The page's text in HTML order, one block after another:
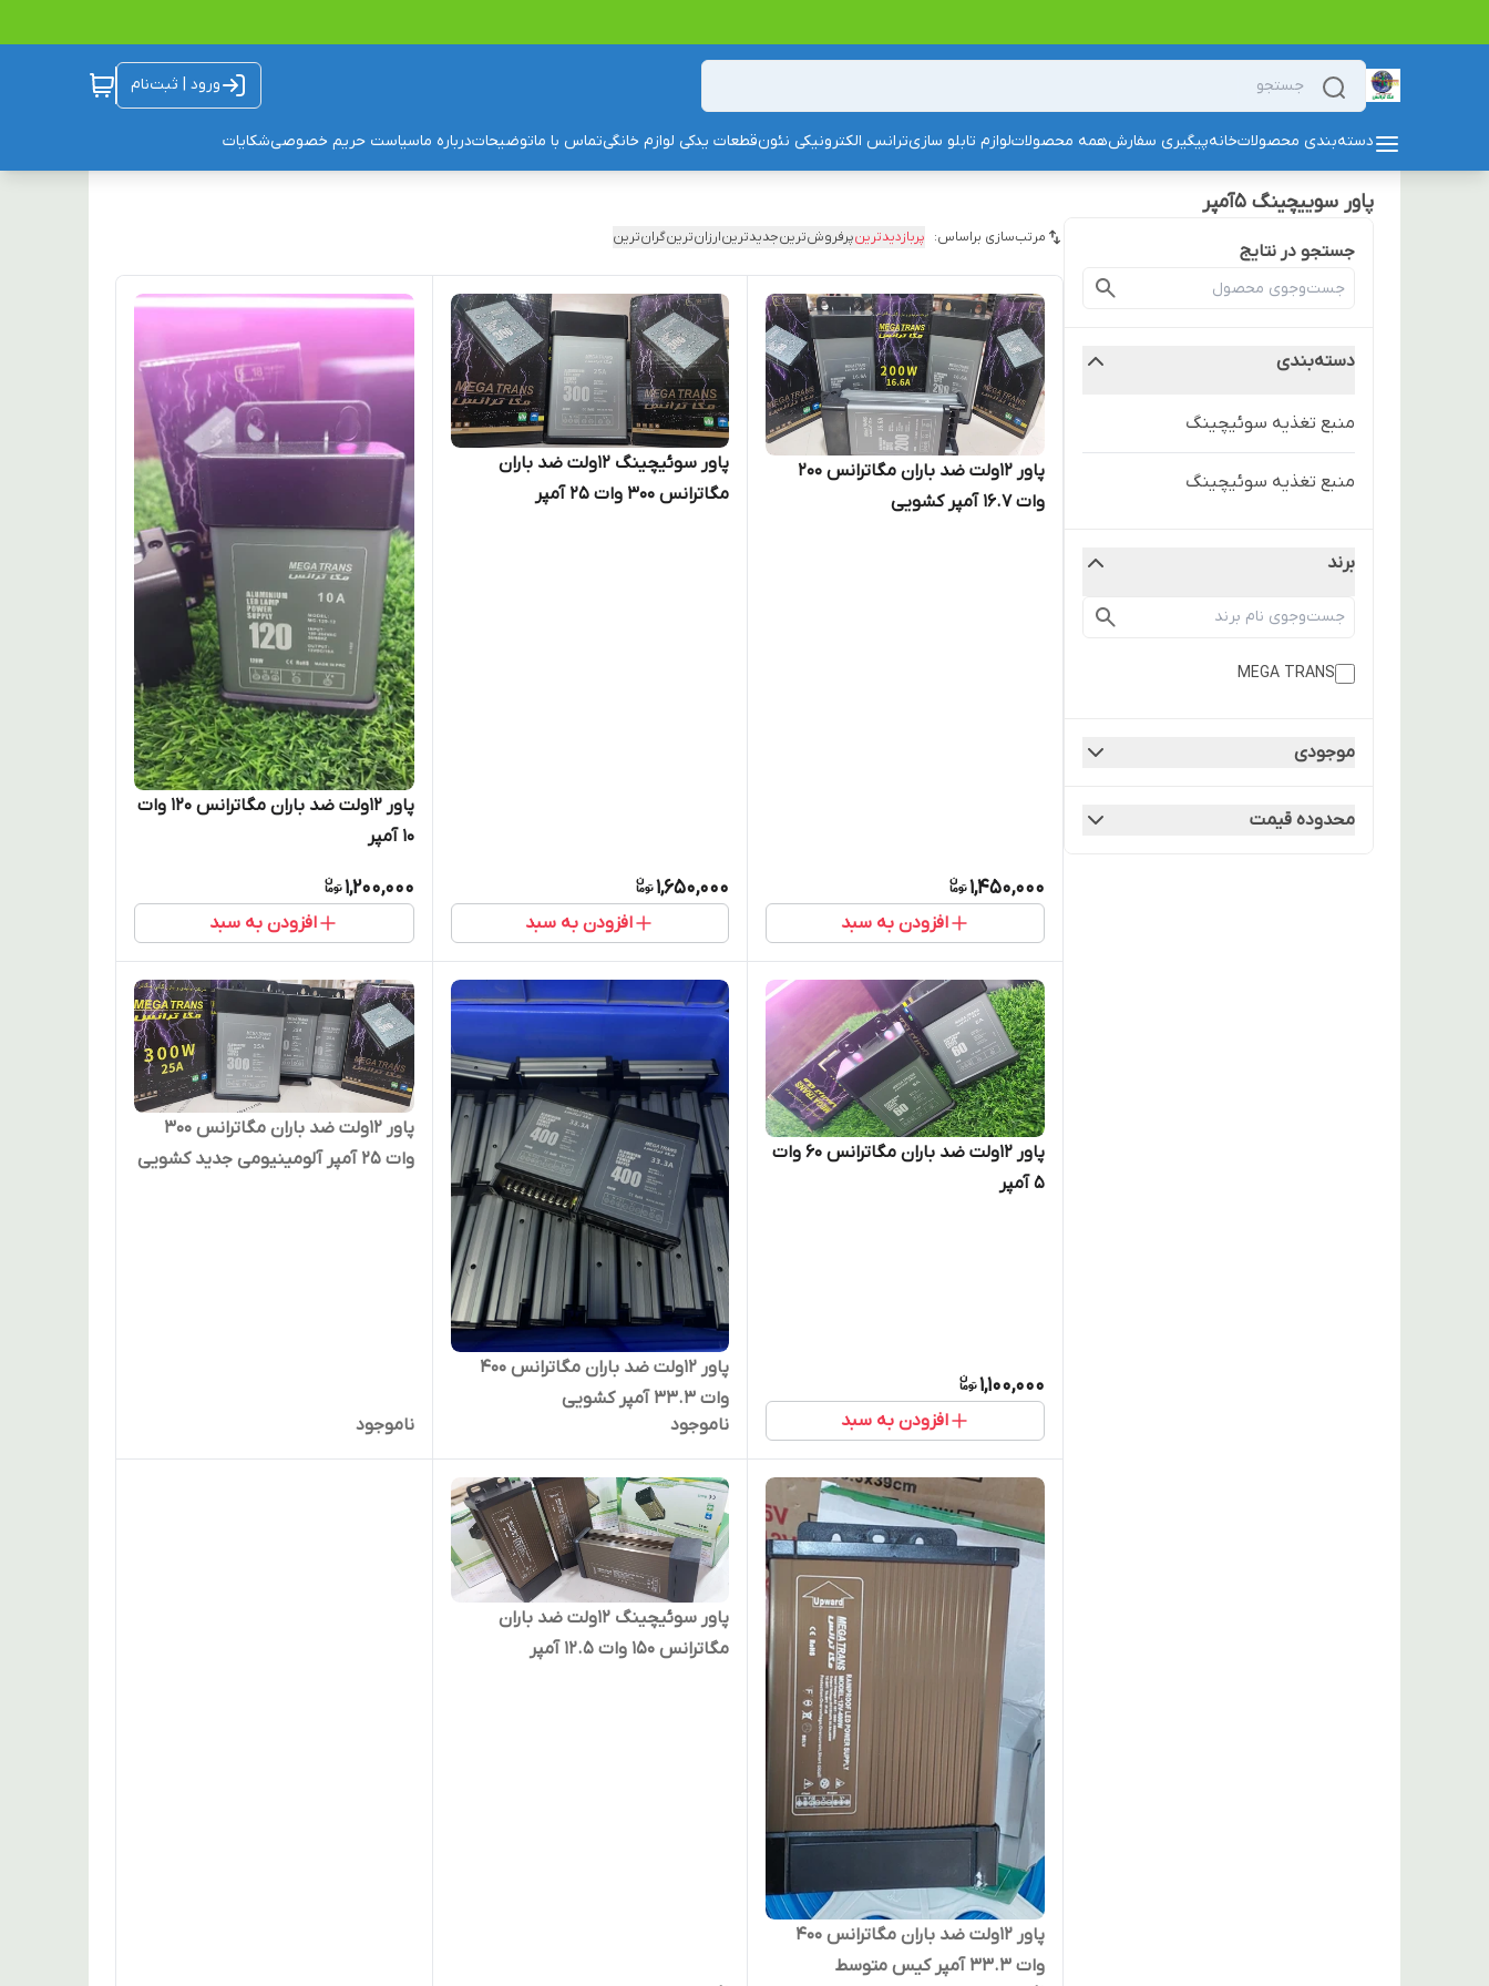
ورود | ثبت‌نام
دسته‌بندی محصولاتخانهپیگیری سفارشهمه محصولاتلوازم تابلو سازیترانس الکترونیکی نئونقطعات یدکی لوازم خانگیتماس با ماتوضیحاتدرباره ماسیاست حریم خصوصیشکایات
پاور سوییچینگ ۵آمپر
جستجو در نتایج
دسته‌بندی
منبع تغذیه سوئیچینگ
منبع تغذیه سوئیچینگ
برند
MEGA TRANS
موجودی
محدوده قیمت
مرتب‌سازی براساس: پربازدیدترینپرفروش‌ترینجدیدترینارزان‌ترینگران‌ترین
پاور ۱۲ولت ضد باران مگاترانس 200
وات 16.7 آمپر کشویی
1,450,000
افزودن به سبد
پاور سوئیچینگ ۱۲ولت ضد باران
مگاترانس 300 وات ۲۵ آمپر
1,650,000
افزودن به سبد
پاور ۱۲ولت ضد باران مگاترانس ۱2۰ وات
10 آمپر
1,200,000
افزودن به سبد
پاور ۱۲ولت ضد باران مگاترانس ۶۰ وات
۵ آمپر
1,100,000
افزودن به سبد
پاور ۱۲ولت ضد باران مگاترانس 400
وات 33.3 آمپر کشویی
ناموجود
پاور ۱۲ولت ضد باران مگاترانس ۳۰۰
وات 25 آمپر آلومینیومی جدید کشویی
ناموجود
پاور ۱۲ولت ضد باران مگاترانس 400
وات 33.3 آمپر کیس متوسط
پاور سوئیچینگ ۱۲ولت ضد باران
مگاترانس ۱۵۰ وات ۱۲.۵ آمپر